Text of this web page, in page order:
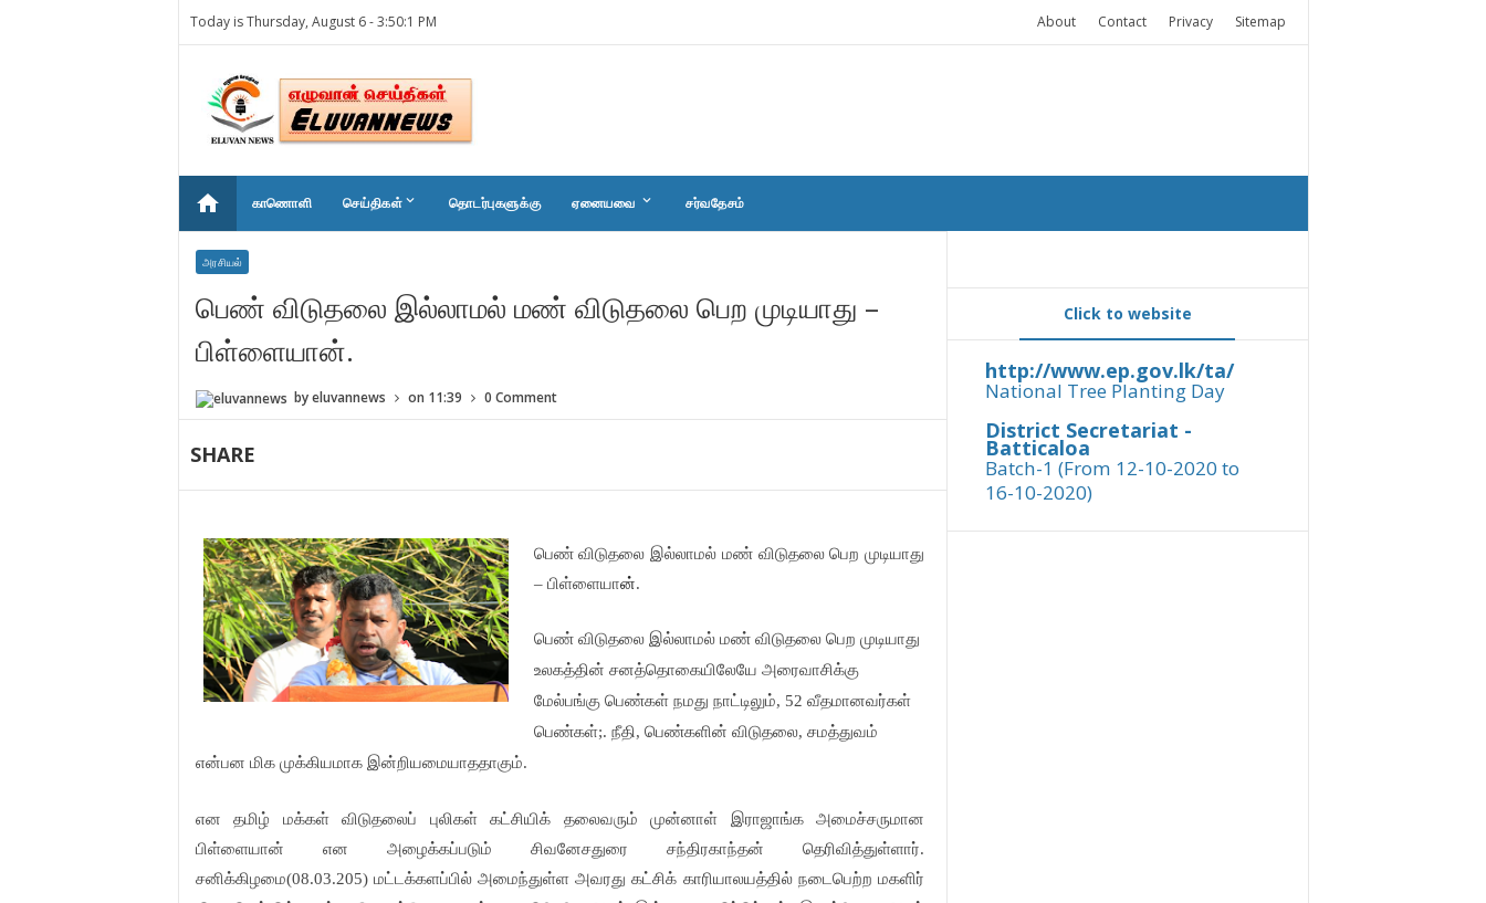
Today is Thursday, August 6 -3:50:1 PM About Contact Privacy Sitemap
home காணொளி செய்திகள் keyboard_arrow_down தொடர்புகளுக்கு ஏனையவை keyboard_arrow_down சர்வதேசம்
அரசியல்
பெண் விடுதலை இல்லாமல் மண் விடுதலை பெற முடியாது –
பிள்ளையான்.
byeluvannews on 11:39 0 Comment
SHARE
பெண் விடுதலை இல்லாமல் மண் விடுதலை பெற முடியாது
– பிள்ளையான்.
பெண் விடுதலை இல்லாமல் மண் விடுதலை பெற முடியாது
உலகத்தின் சனத்தொகையிலேயே அரைவாசிக்கு
மேல்பங்கு பெண்கள் நமது நாட்டிலும், 52 வீதமானவர்கள்
பெண்கள்;. நீதி, பெண்களின் விடுதலை, சமத்துவம்
என்பன மிக முக்கியமாக இன்றியமையாததாகும்.
என தமிழ் மக்கள் விடுதலைப் புலிகள் கட்சியிக் தலைவரும் முன்னாள் இராஜாங்க அமைச்சருமான
பிள்ளையான் என அழைக்கப்படும் சிவனேசதுரை சந்திரகாந்தன் தெரிவித்துள்ளார்.
சனிக்கிழமை(08.03.205) மட்டக்களப்பில் அமைந்துள்ள அவரது கட்சிக் காரியாலயத்தில் நடைபெற்ற மகளிர்
Click to website
http://www.ep.gov.lk/ta/
National Tree Planting Day
District Secretariat -
Batticaloa
Batch-1 (From 12-10-2020 to
16-10-2020)